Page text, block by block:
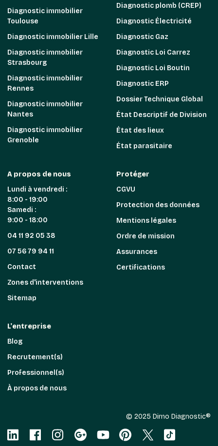
Diagnostic immobilier
Toulouse
Diagnostic immobilier Lille
Diagnostic immobilier
Strasbourg
Diagnostic immobilier
Rennes
Diagnostic immobilier
Nantes
Diagnostic immobilier
Grenoble
Diagnostic plomb (CREP)
Diagnostic Électricité
Diagnostic Gaz
Diagnostic Loi Carrez
Diagnostic Loi Boutin
Diagnostic ERP
Dossier Technique Global
État Descriptif de Division
État des lieux
État parasitaire
A propos de nous
Lundi à vendredi :
8:00 - 19:00
Samedi :
9:00 - 18:00
04 11 92 05 38
07 56 79 94 11
Contact
Zones d'interventions
Sitemap
Protéger
CGVU
Protection des données
Mentions légales
Ordre de mission
Assurances
Certifications
L'entreprise
Blog
Recrutement(s)
Professionnel(s)
À propos de nous
© 2025 Dimo Diagnostic®